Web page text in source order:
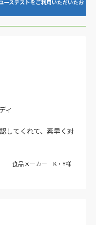
ーステストをご利用いただいたお
ィ
してくれて、素早く対
食品メーカー K・Y様